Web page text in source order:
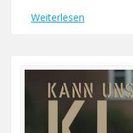
Weiterlesen